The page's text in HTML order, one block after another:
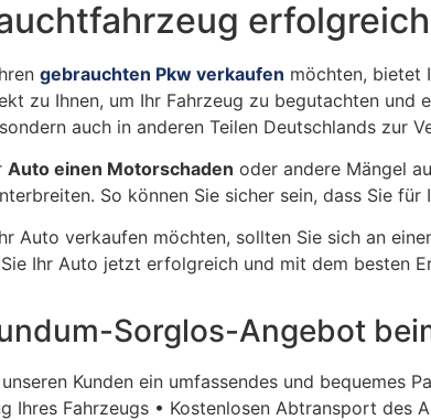
erfolgreich
gebrauchten Pkw verkaufen möchten, bietet
zu Ihnen, um Ihr Fahrzeug zu begutachten und
auch in anderen Teilen Deutschlands zur
Auto einen Motorschaden oder andere Mängel
So können Sie sicher sein, dass Sie für
Auto verkaufen möchten, sollten Sie sich an
Ihr Auto jetzt erfolgreich und mit dem besten
Sorglos-Angebot
Kunden ein umfassendes und bequemes
Ihres Fahrzeugs • Kostenlosen Abtransport